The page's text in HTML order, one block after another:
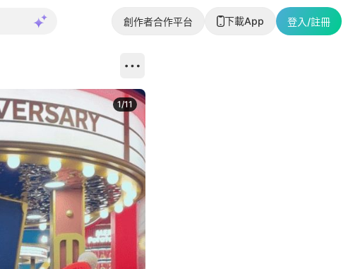
創作者合作平台 下載App 登入/註冊
1/11